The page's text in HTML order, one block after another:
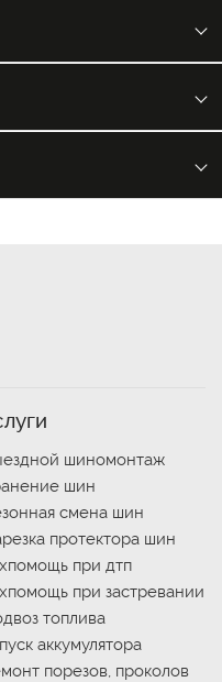
шиномонтаж
шин
смена шин
протектора шин
при дтп
при застревании
топлива
аккумулятора
порезов, проколов